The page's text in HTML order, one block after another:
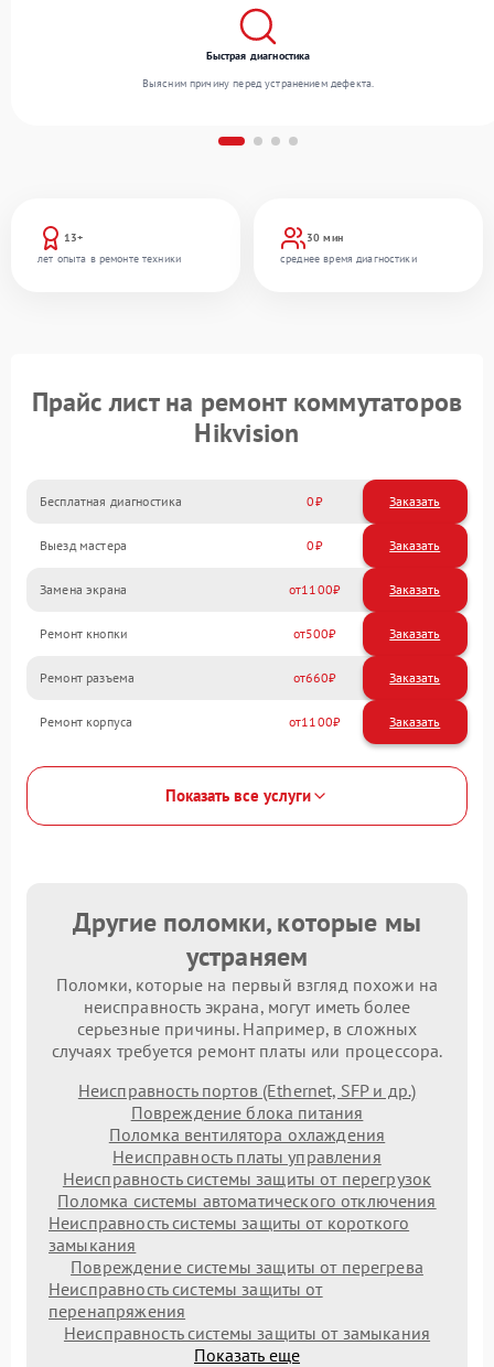
13+
лет опыта в ремонте техники
30 мин
среднее время диагностики
Быстрая диагностика
Выясним причину перед устранением дефекта.
Прайс лист на ремонт коммутаторов
Hikvision
Бесплатная диагностика 0 Заказать
Выезд мастера 0 Заказать
Замена экрана 1100
Ремонт кнопки 500
Ремонт разъема 660
Ремонт корпуса 1100
Показать все услуги
Другие поломки, которые мы
устраняем
Поломки, которые на первый взгляд похожи на
неисправность экрана, могут иметь более
серьезные причины. Например, в сложных
случаях требуется ремонт платы или процессора.
Неисправность портов (Ethernet, SFP и др.)
Повреждение блока питания
Поломка вентилятора охлаждения
Неисправность платы управления
Неисправность системы защиты от перегрузок
Поломка системы автоматического отключения
Неисправность системы защиты от короткого
замыкания
Повреждение системы защиты от перегрева
Неисправность системы защиты от
перенапряжения
Неисправность системы защиты от замыкания
Показать еще